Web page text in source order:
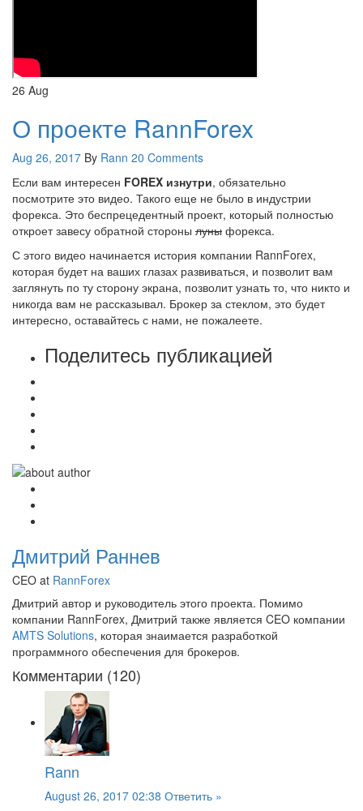
26 Aug
О проекте RannForex
Aug 26, 2017 By Rann 20 Comments
Если вам интересен FOREX изнутри, обязательно
посмотрите это видео. Такого еще не было в индустрии
форекса. Это беспрецедентный проект, который полностью
откроет завесу обратной стороны луны форекса.
С этого видео начинается история компании RannForex,
которая будет на ваших глазах развиваться, и позволит вам
заглянуть по ту сторону экрана, позволит узнать то, что никто и
никогда вам не рассказывал. Брокер за стеклом, это будет
интересно, оставайтесь с нами, не пожалеете.
Поделитесь публикацией
Дмитрий Раннев
CEO at RannForex
Дмитрий автор и руководитель этого проекта. Помимо
компании RannForex, Дмитрий также является CEO компании
AMTS Solutions, которая знаимается разработкой
программного обеспечения для брокеров.
Комментарии (120)
Rann
August 26, 2017 02:38 Ответить »